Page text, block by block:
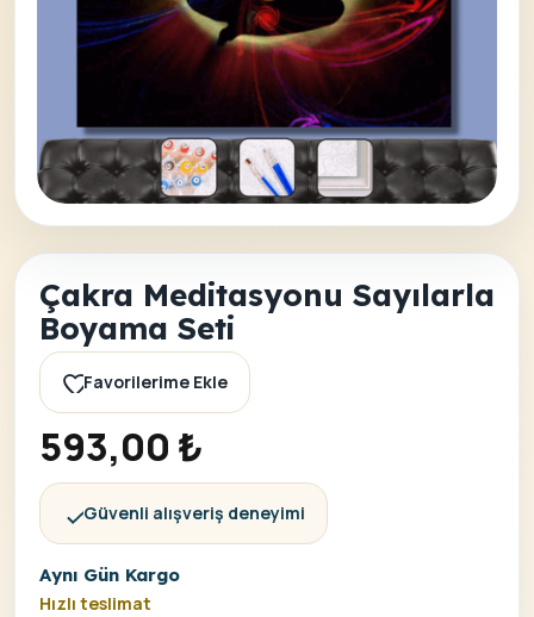
Çakra Meditasyonu Sayılarla
Boyama Seti
Favorilerime Ekle
593,00 ₺
Güvenli alışveriş deneyimi
Aynı Gün Kargo
Hızlı teslimat